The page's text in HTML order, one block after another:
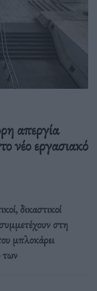
απεργία
εργασιακό
δικαστικοί
στη
μπλοκάρει
των